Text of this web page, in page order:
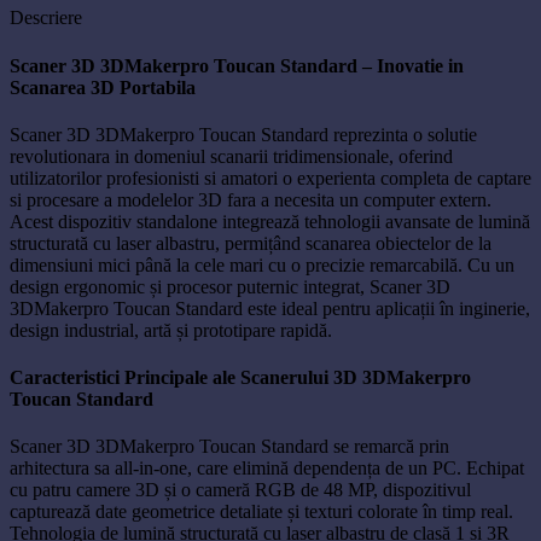
Descriere
Scaner 3D 3DMakerpro Toucan Standard – Inovatie in
Scanarea 3D Portabila
Scaner 3D 3DMakerpro Toucan Standard reprezinta o solutie
revolutionara in domeniul scanarii tridimensionale, oferind
utilizatorilor profesionisti si amatori o experienta completa de captare
si procesare a modelelor 3D fara a necesita un computer extern.
Acest dispozitiv standalone integrează tehnologii avansate de lumină
structurată cu laser albastru, permițând scanarea obiectelor de la
dimensiuni mici până la cele mari cu o precizie remarcabilă. Cu un
design ergonomic și procesor puternic integrat, Scaner 3D
3DMakerpro Toucan Standard este ideal pentru aplicații în inginerie,
design industrial, artă și prototipare rapidă.
Caracteristici Principale ale Scanerului 3D 3DMakerpro
Toucan Standard
Scaner 3D 3DMakerpro Toucan Standard se remarcă prin
arhitectura sa all-in-one, care elimină dependența de un PC. Echipat
cu patru camere 3D și o cameră RGB de 48 MP, dispozitivul
capturează date geometrice detaliate și texturi colorate în timp real.
Tehnologia de lumină structurată cu laser albastru de clasă 1 și 3R